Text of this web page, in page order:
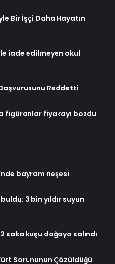
Bir İşçi Daha Hayatını
iade edilmeyen okul
Reddetti
figüranlar fiyakayı bozdu
bayram neşesi
3 bin yıldır suyun
saka kuşu doğaya salındı
Sorununun Çözüldüğü